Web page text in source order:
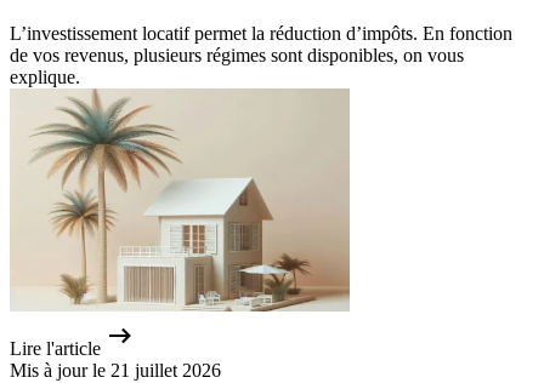
L’investissement locatif permet la réduction d’impôts. En fonction
de vos revenus, plusieurs régimes sont disponibles, on vous
explique.
Lire l'article
Mis à jour le 21 juillet 2026